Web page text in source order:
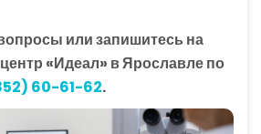
или запишитесь на
«Идеал» в Ярославле по
60-61-62.